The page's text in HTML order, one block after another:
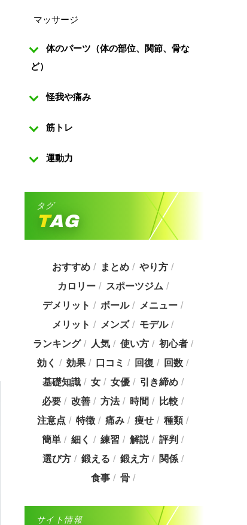
マッサージ
体のパーツ（体の部位、関節、骨な
ど）
怪我や痛み
筋トレ
運動力
タグ
TAG
おすすめ まとめ
やり方
カロリー
スポーツジム
デメリット
ボール
メニュー
メリット
メンズ
モデル
ランキング
人気 使い方
初心者
効く
効果 口コミ 回復
回数
基礎知識
女 女優
引き締め
必要
改善 方法 時間
比較
注意点
特徴 痛み 痩せ
種類
簡単
細く 練習 解説
評判
選び方
鍛える 鍛え方
関係
食事
骨
サイト情報